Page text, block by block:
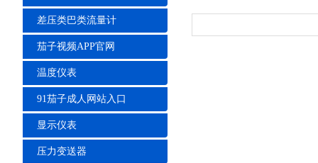
差压类巴类流量计
茄子视频APP官网
温度仪表
91茄子成人网站入口
显示仪表
压力变送器